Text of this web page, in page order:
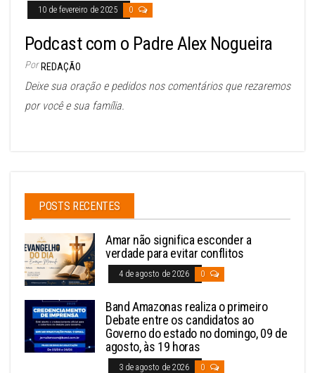
10 de fevereiro de 2025 0
Podcast com o Padre Alex Nogueira
Por REDAÇÃO
Deixe sua oração e pedidos nos comentários que rezaremos
por você e sua família.
POSTS RECENTES
Amar não significa esconder a
verdade para evitar conflitos
4 de agosto de 2026 0
Band Amazonas realiza o primeiro
Debate entre os candidatos ao
Governo do estado no domingo, 09 de
agosto, às 19 horas
3 de agosto de 2026 0